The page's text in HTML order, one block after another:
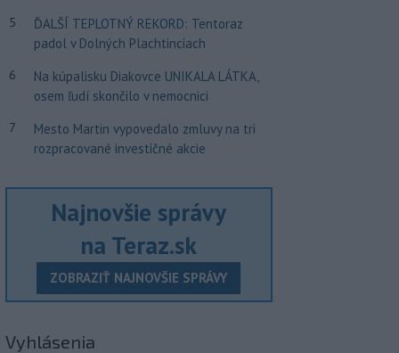
5
ĎALŠÍ TEPLOTNÝ REKORD: Tentoraz
padol v Dolných Plachtinciach
6
Na kúpalisku Diakovce UNIKALA LÁTKA,
osem ľudí skončilo v nemocnici
7
Mesto Martin vypovedalo zmluvy na tri
rozpracované investičné akcie
Najnovšie správy
na Teraz.sk
ZOBRAZIŤ NAJNOVŠIE SPRÁVY
Vyhlásenia